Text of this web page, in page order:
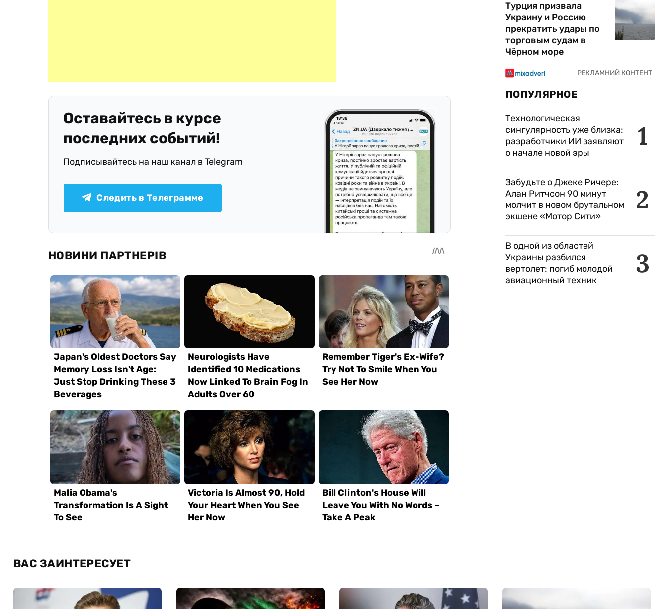
Оставайтесь в курсе
последних событий!
Подписывайтесь на наш канал в Telegram
Следить в Телеграмме
Турция призвала
Украину и Россию
прекратить удары по
торговым судам в
Чёрном море
ПОПУЛЯРНОЕ
1
Технологическая
сингулярность уже близка:
разработчики ИИ заявляют
о начале новой эры
2
Забудьте о Джеке Ричере:
Алан Ритчсон 90 минут
молчит в новом брутальном
экшене «Мотор Сити»
3
В одной из областей
Украины разбился
вертолет: погиб молодой
авиационный техник
ВАС ЗАИНТЕРЕСУЕТ